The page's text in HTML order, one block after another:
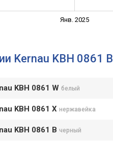
Янв. 2025
Kernau KBH 0861 B
KBH 0861 W белый
KBH 0861 X нержавейка
KBH 0861 B черный